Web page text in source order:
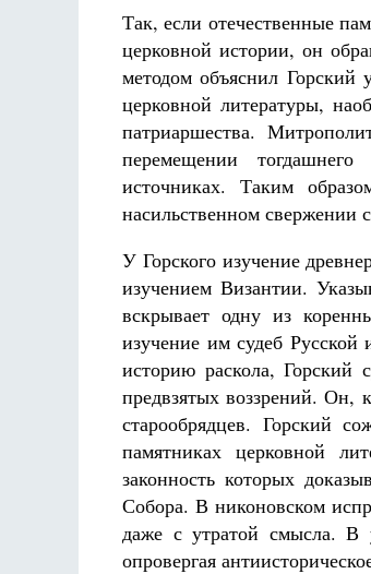
Так, если отечественные
церковной истории, он
методом объяснил Горский
церковной литературы,
патриаршества.
перемещении
источниках. Таким
насильственном свержении
У Горского изучение
изучением Византии.
вскрывает одну из
изучение им судеб Русской
историю раскола, Горский
предвзятых воззрений. Он,
старообрядцев. Горский
памятниках церковной
законность которых
Собора. В никоновском
даже с утратой смысла. В
опровергая